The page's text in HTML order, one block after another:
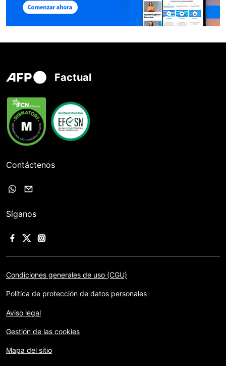
Factual
Contáctenos
Síganos
Condiciones generales de uso (CGU)
Política de protección de datos personales
Aviso legal
Gestión de las cookies
Mapa del sitio